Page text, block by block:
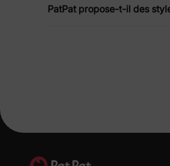
Notre collection Fête des
lavages. De nombreux styles
et habillées, vous trouverez
PatPat propose-t-il des